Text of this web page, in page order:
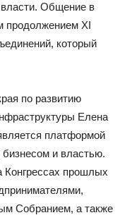
власти. Общение в
продолжением XI
который
по развитию
Елена
платформой
бизнесом и властью.
прошлых
Собранием, а также